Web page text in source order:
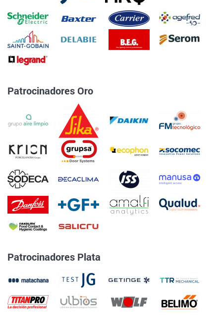
Patrocinadores Oro
Patrocinadores Plata